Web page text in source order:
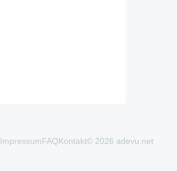
ImpressumFAQKontakt© 2026 adevu.net